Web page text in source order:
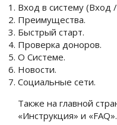
Вход в систему (Вход
Преимущества.
Быстрый старт.
Проверка доноров.
О Системе.
Новости.
Социальные сети.
Также на главной
«Инструкция» и «FAQ».